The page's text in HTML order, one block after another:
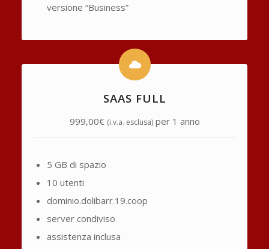
versione “Business”
SAAS FULL
999,00€ (i.v.a. esclusa)per 1 anno
5 GB di spazio
10 utenti
dominio.dolibarr.19.coop
server condiviso
assistenza inclusa